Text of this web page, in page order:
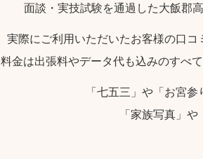
面談・実技試験を通過した大飯郡
実際にご利用いただいたお客様の口
料金は出張料やデータ代も込みのすべ
「七五三」や「お宮
「家族写真」